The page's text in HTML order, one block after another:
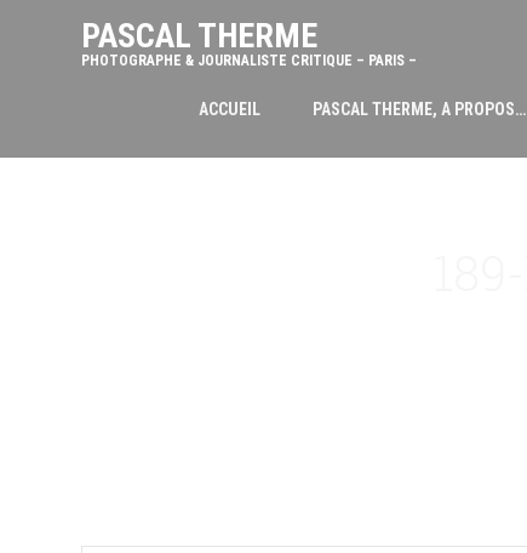
PASCAL THERME
PHOTOGRAPHE & JOURNALISTE CRITIQUE – PARIS –
ACCUEIL PASCAL THERME, A PROPOS…